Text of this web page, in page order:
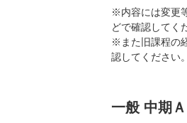
※内容には変更
どで確認してく
※また旧課程の
認してください。
一般 中期